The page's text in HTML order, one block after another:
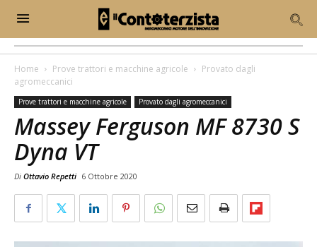
Home Prove trattori e macchine agricole
Provato dagli
agromeccanici
Prove trattori e macchine agricole Provato dagli agromeccanici
Massey Ferguson MF 8730 S
Dyna VT
Di Ottavio Repetti 6 Ottobre 2020